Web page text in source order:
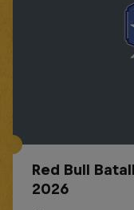
Red Bull
2026